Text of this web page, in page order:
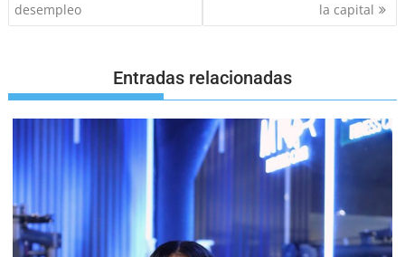
desempleo
la capital
Entradas relacionadas